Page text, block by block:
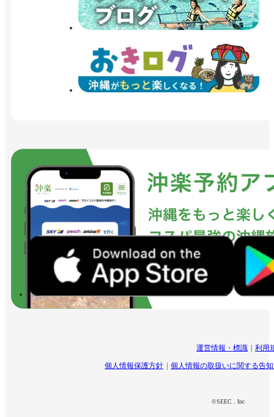
運営情報・標識 利用
個人情報保護方針 個人情報の取扱いに関する告
©SEEC . Inc